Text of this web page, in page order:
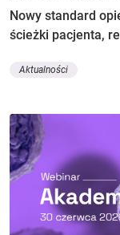
Nowy standard
ścieżki pacjenta,
Aktualności